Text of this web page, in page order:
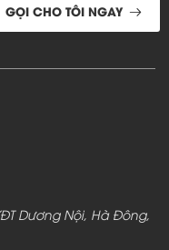
GỌI CHO TÔI NGAY
Dương Nội, Hà Đông,